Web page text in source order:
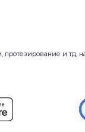
и тд,